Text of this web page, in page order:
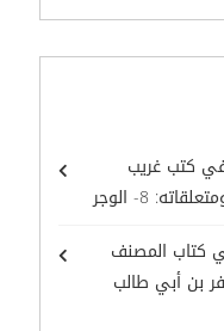
كتب غريب
8- الوجر
كتاب المصنف
بن أبي طالب